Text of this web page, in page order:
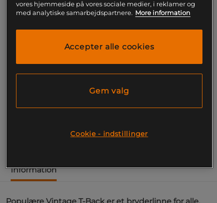
S
Føj til indkøbskurven
kr
retur
fortrydelsesret
Information
vores hjemmeside på vores sociale medier, i reklamer og
med analytiske samarbejdspartnere. More information
Accepter alle cookies
Gem valg
Cookie - indstillinger